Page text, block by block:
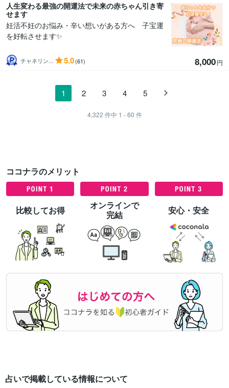
人生変わる最強の開運法で未来の赤ちゃん引き寄
せます
妊活不妊のお悩み・辛い想いがある方へ 子宝運
を好転させます✨
チャネリン... 5.0(61) 8,000円
1 2 3 4 5
4,322 件中 1 - 60 件
ココナラのメリット
比較してお得
オンラインで
完結
安心・安全
占いで掲載している情報について